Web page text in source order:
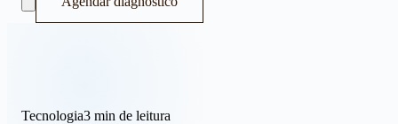
Tecnologia3 min de leitura